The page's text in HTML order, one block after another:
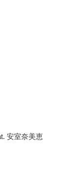
安室奈美恵